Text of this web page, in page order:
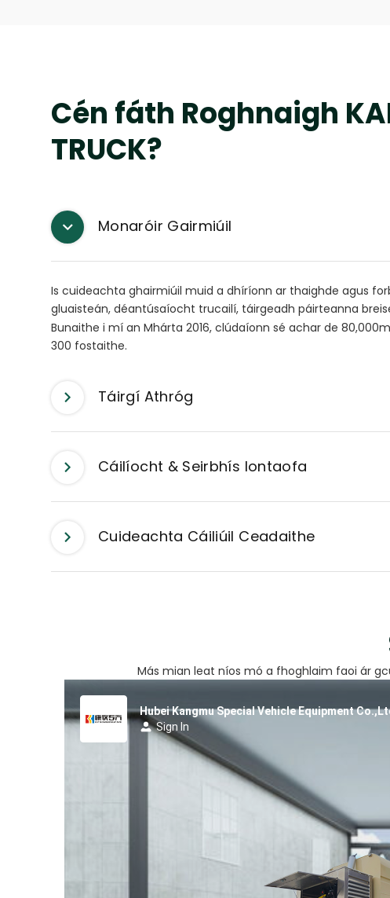
Cén fáth Roghnaigh
TRUCK?
Monaróir Gairmiúil
Is cuideachta ghairmiúil muid a dhíríonn ar thaighde agus
gluaisteán, déantúsaíocht trucailí, táirgeadh páirteanna
Bunaithe i mí an Mhárta 2016, clúdaíonn sé achar de 80,000m
300 fostaithe.
Táirgí Athróg
Cáilíocht & Seirbhís Iontaofa
Cuideachta Cáiliúil Ceadaithe
Más mian leat níos mó a fhoghlaim faoi ár